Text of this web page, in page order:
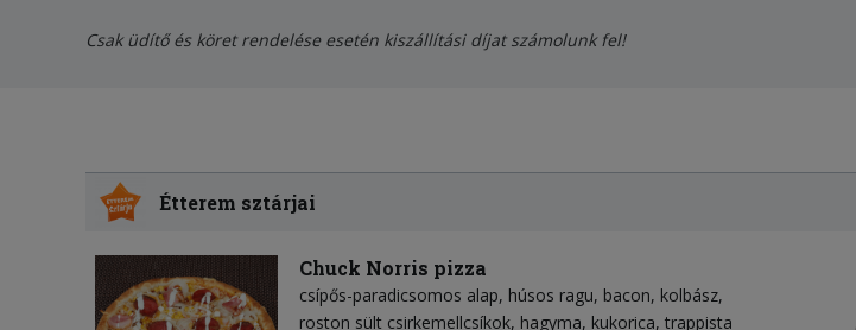
Csak üdítő és köret rendelése esetén kiszállítási díjat számolunk fel!
Étterem sztárjai
Chuck Norris pizza
csípős-paradicsomos alap húsos ragu bacon kolbász
roston sült csirkemellcsíkok hagyma kukorica trappista